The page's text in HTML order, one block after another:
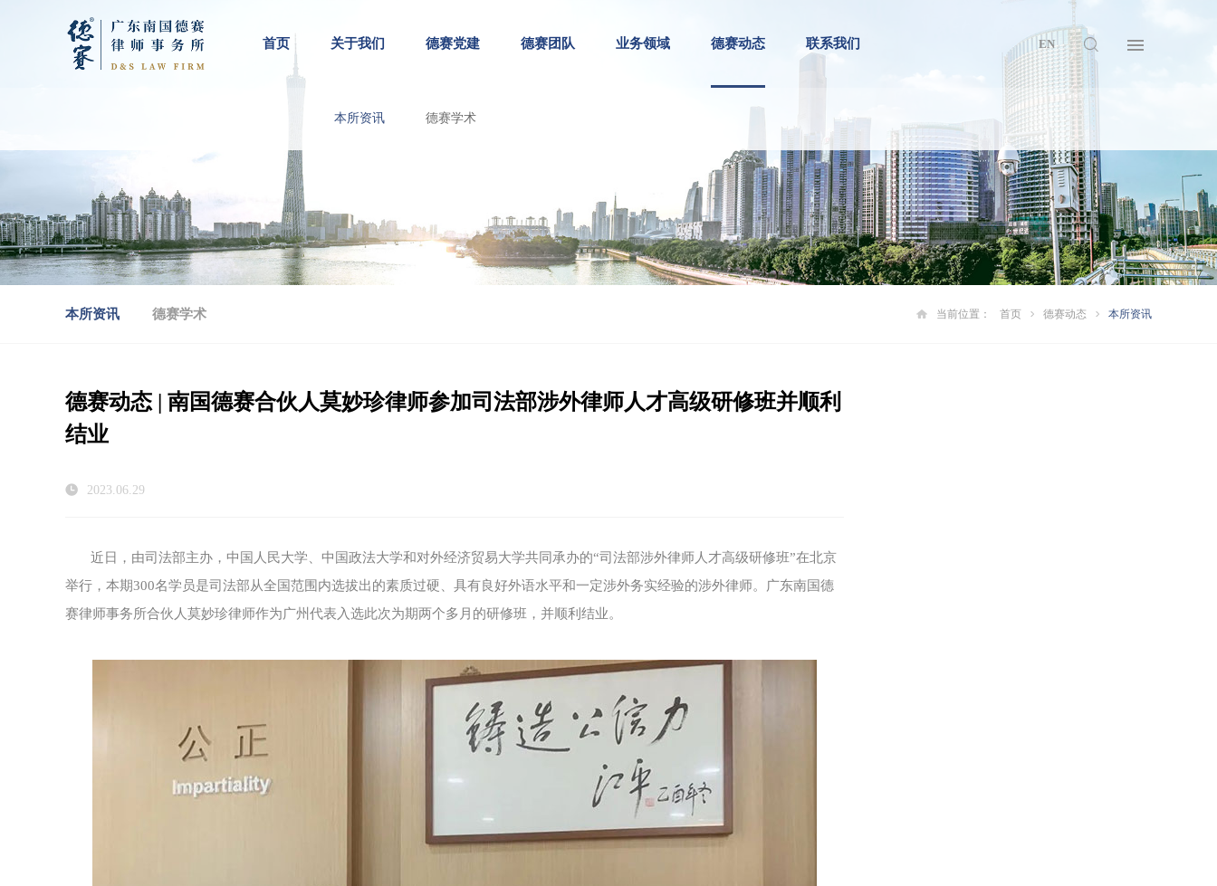
首页 关于我们 德赛党建 德赛团队 业务领域 德赛动态
本所资讯 德赛学术
联系我们 EN
本所资讯 德赛学术 当前位置： 首页 德赛动态 本所资讯
德赛动态 | 南国德赛合伙人莫妙珍律师参加司法部涉外律师人才高级研修班并顺利
结业
2023.06.29
近日，由司法部主办，中国人民大学、中国政法大学和对外经济贸易大学共同承办的“司法部涉外律师人才高级研修班”在北京
举行，本期300名学员是司法部从全国范围内选拔出的素质过硬、具有良好外语水平和一定涉外务实经验的涉外律师。广东南国德
赛律师事务所合伙人莫妙珍律师作为广州代表入选此次为期两个多月的研修班，并顺利结业。